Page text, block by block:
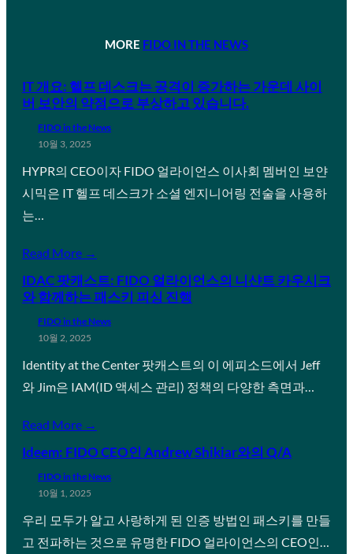
MORE FIDO IN THE NEWS
IT 개요: 헬프 데스크는 공격이 증가하는 가운데 사이
버 보안의 약점으로 부상하고 있습니다.
FIDO in the News
10월 3, 2025
HYPR의 CEO이자 FIDO 얼라이언스 이사회 멤버인 보얀
시믹은 IT 헬프 데스크가 소셜 엔지니어링 전술을 사용하
는…
Read More →
IDAC 팟캐스트: FIDO 얼라이언스의 니샨트 카우시크
와 함께하는 패스키 피싱 진행
FIDO in the News
10월 2, 2025
Identity at the Center 팟캐스트의 이 에피소드에서 Jeff
와 Jim은 IAM(ID 액세스 관리) 정책의 다양한 측면과…
Read More →
Ideem: FIDO CEO인 Andrew Shikiar와의 Q/A
FIDO in the News
10월 1, 2025
우리 모두가 알고 사랑하게 된 인증 방법인 패스키를 만들
고 전파하는 것으로 유명한 FIDO 얼라이언스의 CEO인…